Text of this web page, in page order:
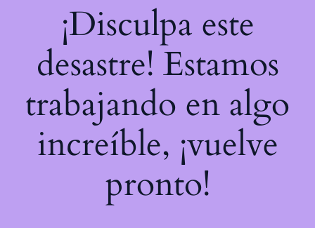
¡Disculpa este
desastre! Estamos
trabajando en algo
increíble, ¡vuelve
pronto!